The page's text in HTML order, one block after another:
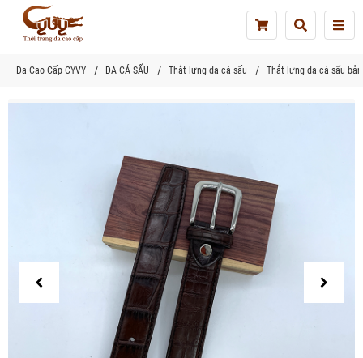
Da Cao Cấp CYVY DA CÁ SẤU Thắt lưng da cá sấu Thắt lưng da cá sấu